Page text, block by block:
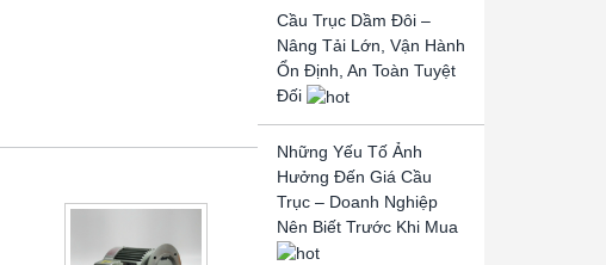
Cầu Trục Dầm Đôi –
Nâng Tải Lớn, Vận Hành
Ổn Định, An Toàn Tuyệt
Đối
Những Yếu Tố Ảnh
Hưởng Đến Giá Cầu
Trục – Doanh Nghiệp
Nên Biết Trước Khi Mua